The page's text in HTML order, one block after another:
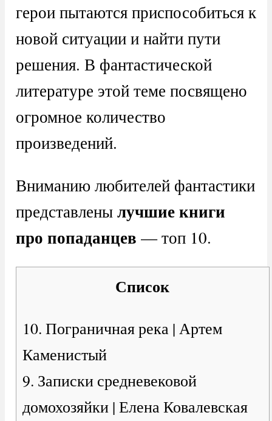
герои пытаются приспособиться к
новой ситуации и найти пути
решения. В фантастической
литературе этой теме посвящено
огромное количество
произведений.
Вниманию любителей фантастики
представленылучшие книги
про попаданцев — топ 10.
Список
10. Пограничная река | Артем
Каменистый
9. Записки средневековой
домохозяйки | Елена Ковалевская